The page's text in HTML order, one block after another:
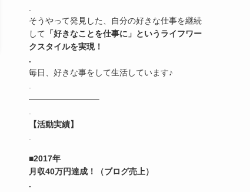
そうやって発見した、自分の好きな仕事を継続
して 「好きなことを仕事に」というライフワー
クスタイルを実現！
.
毎日、好きな事をして生活しています♪
————————–
【活動実績】
■2017年
月収40万円達成！（ブログ売上）
.